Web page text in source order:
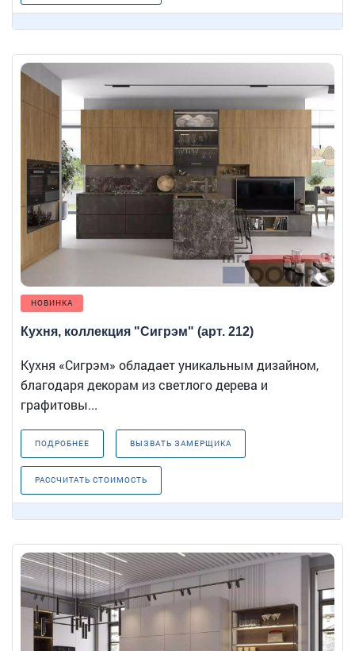
НОВИНКА
Кухня, коллекция "Сигрэм" (арт. 212)
Кухня «Сигрэм» обладает уникальным дизайном,
благодаря декорам из светлого дерева и
графитовы...
ПОДРОБНЕЕ ВЫЗВАТЬ ЗАМЕРЩИКА
РАССЧИТАТЬ СТОИМОСТЬ